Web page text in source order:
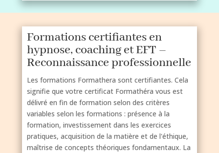
Formations certifiantes en
hypnose, coaching et EFT –
Reconnaissance professionnelle
Les formations Formathera sont certifiantes. Cela
signifie que votre certificat Formathéra vous est
délivré en fin de formation selon des critères
variables selon les formations : présence à la
formation, investissement dans les exercices
pratiques, acquisition de la matière et de l'éthique,
maîtrise de concepts théoriques fondamentaux. La